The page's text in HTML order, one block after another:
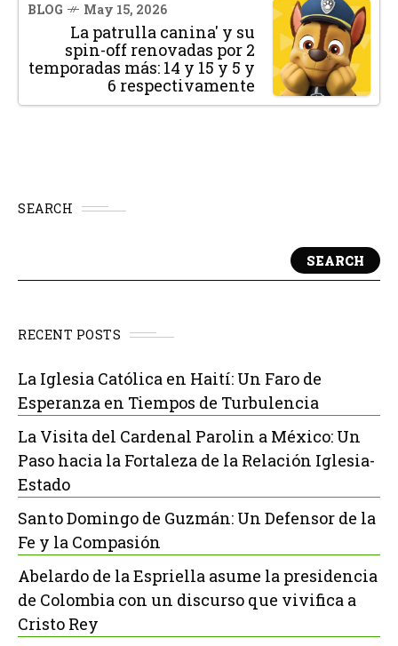
BLOG May 15, 2026
La patrulla canina' y su
spin-off renovadas por 2
temporadas más: 14 y 15 y 5 y
6 respectivamente
SEARCH
SEARCH
RECENT POSTS
La Iglesia Católica en Haití: Un Faro de
Esperanza en Tiempos de Turbulencia
La Visita del Cardenal Parolin a México: Un
Paso hacia la Fortaleza de la Relación Iglesia-
Estado
Santo Domingo de Guzmán: Un Defensor de la
Fe y la Compasión
Abelardo de la Espriella asume la presidencia
de Colombia con un discurso que vivifica a
Cristo Rey